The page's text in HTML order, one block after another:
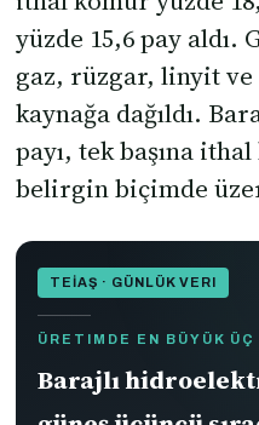
yüzde 15,6 pay aldı.
gaz, rüzgar, linyit ve
kaynağa dağıldı.
payı, tek başına
belirgin biçimde
TEİAŞ · GÜNLÜK VERI
ÜRETIMDE EN BÜYÜK ÜÇ
Barajlı